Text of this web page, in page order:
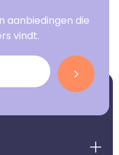
aanbiedingen die
vindt.